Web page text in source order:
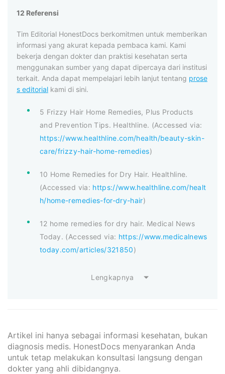
12 Referensi
Tim Editorial HonestDocs berkomitmen untuk memberikan
informasi yang akurat kepada pembaca kami. Kami
bekerja dengan dokter dan praktisi kesehatan serta
menggunakan sumber yang dapat dipercaya dari institusi
terkait. Anda dapat mempelajari lebih lanjut tentang prose
s editorial kami di sini.
5 Frizzy Hair Home Remedies, Plus Products
and Prevention Tips. Healthline. (Accessed via:
https://www.healthline.com/health/beauty-skin-
care/frizzy-hair-home-remedies)
10 Home Remedies for Dry Hair. Healthline.
(Accessed via: https://www.healthline.com/healt
h/home-remedies-for-dry-hair)
12 home remedies for dry hair. Medical News
Today. (Accessed via: https://www.medicalnews
today.com/articles/321850)
Lengkapnya
Artikel ini hanya sebagai informasi kesehatan, bukan
diagnosis medis. HonestDocs menyarankan Anda
untuk tetap melakukan konsultasi langsung dengan
dokter yang ahli dibidangnya.